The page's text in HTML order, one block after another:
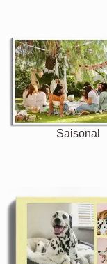
Saisonal